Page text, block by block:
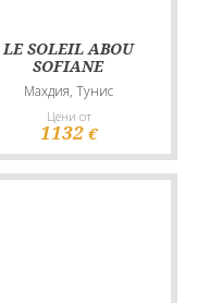
LE SOLEIL ABOU
SOFIANE
Махдия, Тунис
Цени от
1132 €